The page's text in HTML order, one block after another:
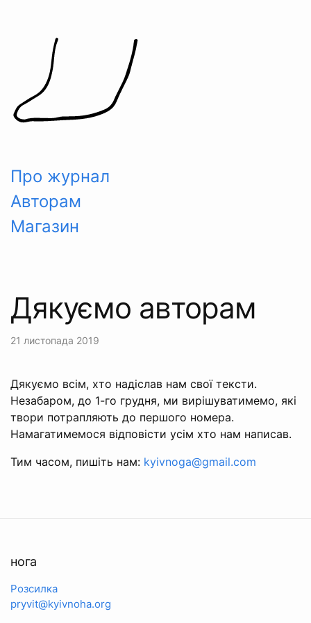
Про журнал
Авторам
Магазин
Дякуємо авторам
21 листопада 2019
Дякуємо всім, хто надіслав нам свої тексти.
Незабаром, до 1-го грудня, ми вирішуватимемо, які
твори потрапляють до першого номера.
Намагатимемося відповісти усім хто нам написав.
Тим часом, пишіть нам: kyivnoga@gmail.com
нога
Розсилка
pryvit@kyivnoha.org